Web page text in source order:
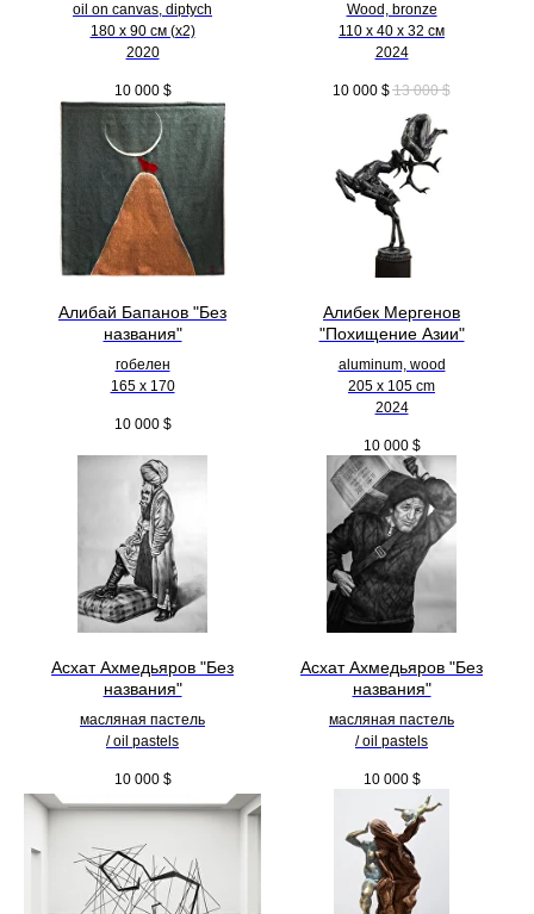
oil on canvas, diptych
180 x 90 см (х2)
2020
10 000 $
Wood, bronze
110 х 40 х 32 см
2024
10 000 $ 13 000 $
Алибай Бапанов "Без
названия"
гобелен
165 x 170
10 000 $
Алибек Мергенов
"Похищение Азии"
aluminum, wood
205 х 105 cm
2024
10 000 $
Асхат Ахмедьяров "Без
названия"
масляная пастель
/ oil pastels
10 000 $
Асхат Ахмедьяров "Без
названия"
масляная пастель
/ oil pastels
10 000 $